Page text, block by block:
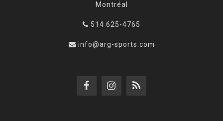
Montréal
514 625-4765
info@arg-sports.com